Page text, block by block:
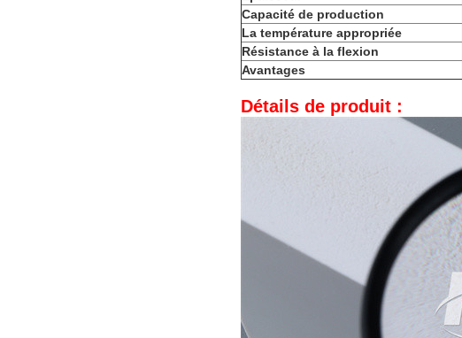
Capacité de production
La température appropriée
Résistance à la flexion
Avantages
Détails de produit :